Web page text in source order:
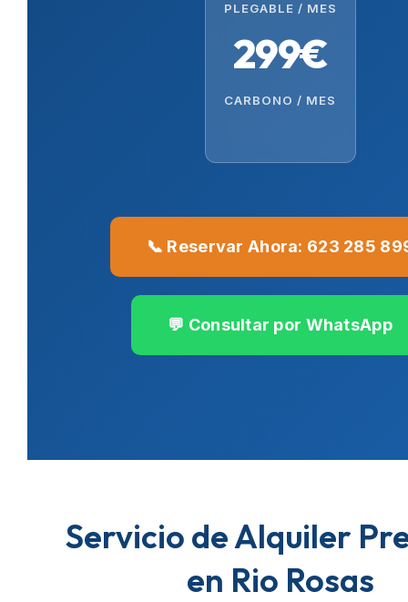
PLEGABLE / MES
299€
CARBONO / MES
📞 Reservar Ahora: 623 285
💬 Consultar por WhatsApp
Servicio de Alquiler
en Rio Rosas